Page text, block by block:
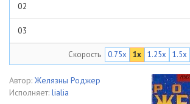
02
03
05
Скорость 0.75x 1x 1.25x 1.5x
Автор: Желязны Роджер
Исполняет: lialia